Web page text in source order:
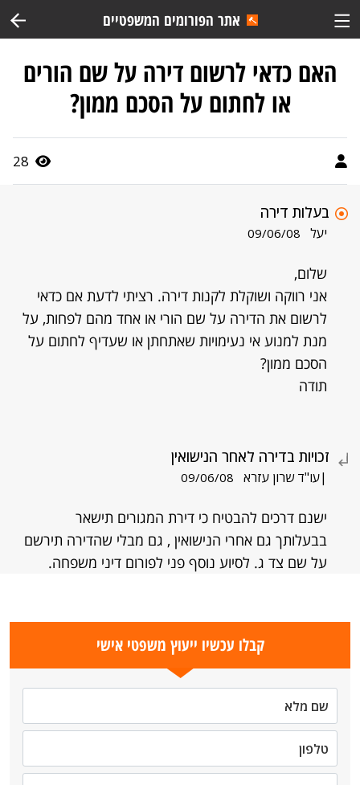
אתר הפורומים המשפטיים
האם כדאי לרשום דירה על שם הורים
או לחתום על הסכם ממון?
28
בעלות דירה
יעל 09/06/08
שלום,
אני רווקה ושוקלת לקנות דירה. רציתי לדעת אם כדאי
לרשום את הדירה על שם הורי או אחד מהם לפחות, על
מנת למנוע אי נעימויות שאתחתן או שעדיף לחתום על
הסכם ממון?
תודה
זכויות בדירה לאחר הנישואין
|עו"ד שרון עזרא 09/06/08
ישנם דרכים להבטיח כי דירת המגורים תישאר
בבעלותך גם אחרי הנישואין , גם מבלי שהדירה תירשם
על שם צד ג. לסיוע נוסף פני לפורום דיני משפחה.
קבלו עכשיו ייעוץ משפטי אישי